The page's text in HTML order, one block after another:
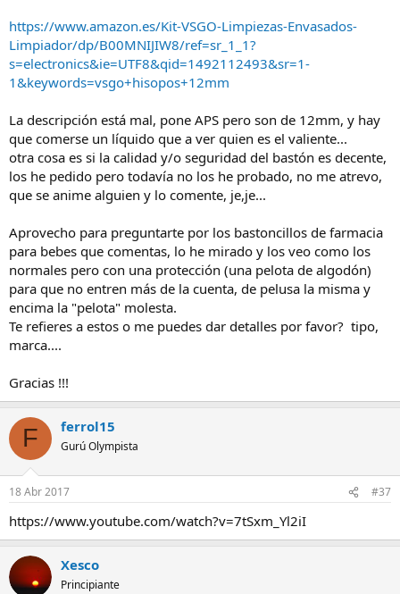
Es evidente que con el tamaño de las escobillas de
limpieza hay que partir de cierta medida. De cual, no lo
se.
la medida del sensor 4/3 es de 13x17mm por lo cual se
necesitaría una escobilla de 13mm
es el ancho de esas escobillas que hemos visto en el vídeo. :
https://www.amazon.es/Kit-VSGO-Limpiezas-Envasados-
Limpiador/dp/B00MNIJIW8/ref=sr_1_1?
s=electronics&ie=UTF8&qid=1492112493&sr=1-
1&keywords=vsgo+hisopos+12mm
La descripción está mal, pone APS pero son de 12mm, y hay
que comerse un líquido que a ver quien es el valiente...
otra cosa es si la calidad y/o seguridad del bastón es decente,
los he pedido pero todavía no los he probado, no me atrevo,
que se anime alguien y lo comente, je,je...
Aprovecho para preguntarte por los bastoncillos de farmacia
para bebes que comentas, lo he mirado y los veo como los
normales pero con una protección (una pelota de algodón)
para que no entren más de la cuenta, de pelusa la misma y
encima la "pelota" molesta.
Te refieres a estos o me puedes dar detalles por favor? tipo,
marca....
Gracias !!!
F ferrol15
Gurú Olympista
18 Abr 2017 #37
https://www.youtube.com/watch?v=7tSxm_Yl2iI
Xesco
Principiante